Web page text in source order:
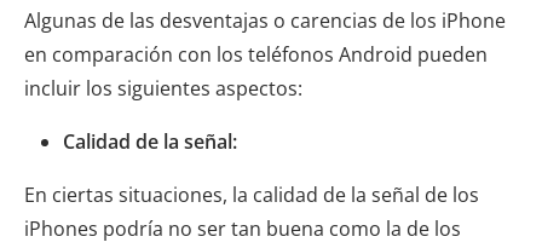
Algunas de las desventajas o carencias de los iPhone
en comparación con los teléfonos Android pueden
incluir los siguientes aspectos:
Calidad de la señal:
En ciertas situaciones, la calidad de la señal de los
iPhones podría no ser tan buena como la de los